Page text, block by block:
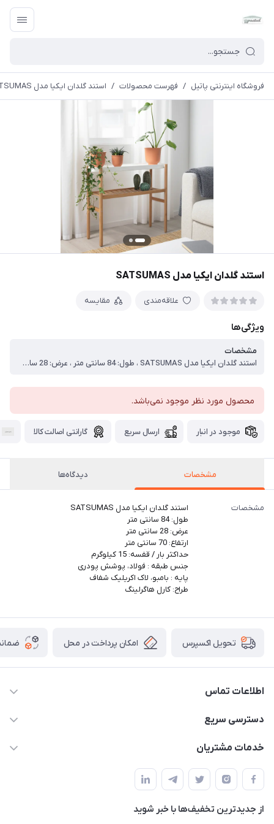
فروشگاه اینترنتی پاتیل / فهرست محصولات / استند گلدان ایکیا مدل SATSUMAS
استند گلدان ایکیا مدل SATSUMAS
علاقه‌مندی مقایسه
ویژگی‌ها
مشخصات
استند گلدان ایکیا مدل SATSUMAS ، طول: 84 سانتی متر ، عرض: 28 سانتی متر ، ارتفاع: 70 سانتی متر ، حداکثر بار / قفسه: 15 کیلوگرم ، جنس طبقه : فولاد، پوشش پودری ، پایه : بامبو، لاک اکریلیک شفاف ، طراح: کارل هاگرلینگ
محصول مورد نظر موجود نمی‌باشد.
موجود در انبار ارسال سریع گارانتی اصالت کالا
مشخصات دیدگاه‌ها
مشخصات
استند گلدان ایکیا مدل SATSUMAS
طول: 84 سانتی متر
عرض: 28 سانتی متر
ارتفاع: 70 سانتی متر
حداکثر بار / قفسه: 15 کیلوگرم
جنس طبقه : فولاد، پوشش پودری
پایه : بامبو، لاک اکریلیک شفاف
طراح: کارل هاگرلینگ
تحویل اکسپرس امکان پرداخت در محل
اطلاعات تماس
09165044753
دسترسی سریع
حساب کاربری
لیست محصولات
درباره ما
خدمات مشتریان
قوانین و مقررات
حریم خصوصی
راهنما
از جدید‌ترین تخفیف‌ها با‌ خبر شوید